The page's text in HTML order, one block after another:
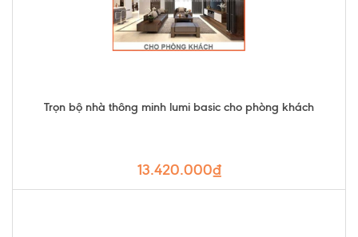
Trọn bộ nhà thông minh lumi basic cho phòng khách
13.420.000₫